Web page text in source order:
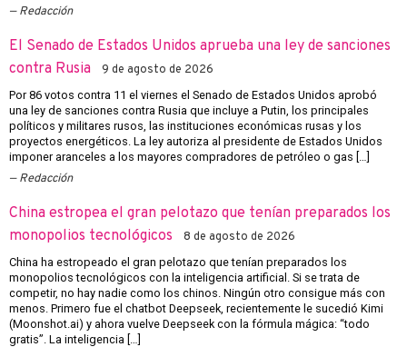
Redacción
El Senado de Estados Unidos aprueba una ley de sanciones
contra Rusia
9 de agosto de 2026
Por 86 votos contra 11 el viernes el Senado de Estados Unidos aprobó
una ley de sanciones contra Rusia que incluye a Putin, los principales
políticos y militares rusos, las instituciones económicas rusas y los
proyectos energéticos. La ley autoriza al presidente de Estados Unidos
imponer aranceles a los mayores compradores de petróleo o gas […]
Redacción
China estropea el gran pelotazo que tenían preparados los
monopolios tecnológicos
8 de agosto de 2026
China ha estropeado el gran pelotazo que tenían preparados los
monopolios tecnológicos con la inteligencia artificial. Si se trata de
competir, no hay nadie como los chinos. Ningún otro consigue más con
menos. Primero fue el chatbot Deepseek, recientemente le sucedió Kimi
(Moonshot.ai) y ahora vuelve Deepseek con la fórmula mágica: “todo
gratis”. La inteligencia […]